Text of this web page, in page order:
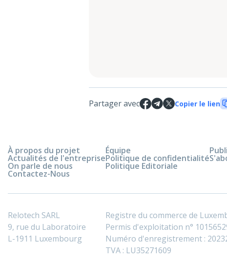
Partager avec Copier le lien
À propos du projet
Actualités de l'entreprise
On parle de nous
Contactez-Nous
Équipe
Politique de confidentialité
Politique Editoriale
Relotech SARL
9, rue du Laboratoire
L-1911 Luxembourg
Registre du commerce de
Permis d'exploitation n°
Numéro d'enregistrement :
TVA : LU35271609